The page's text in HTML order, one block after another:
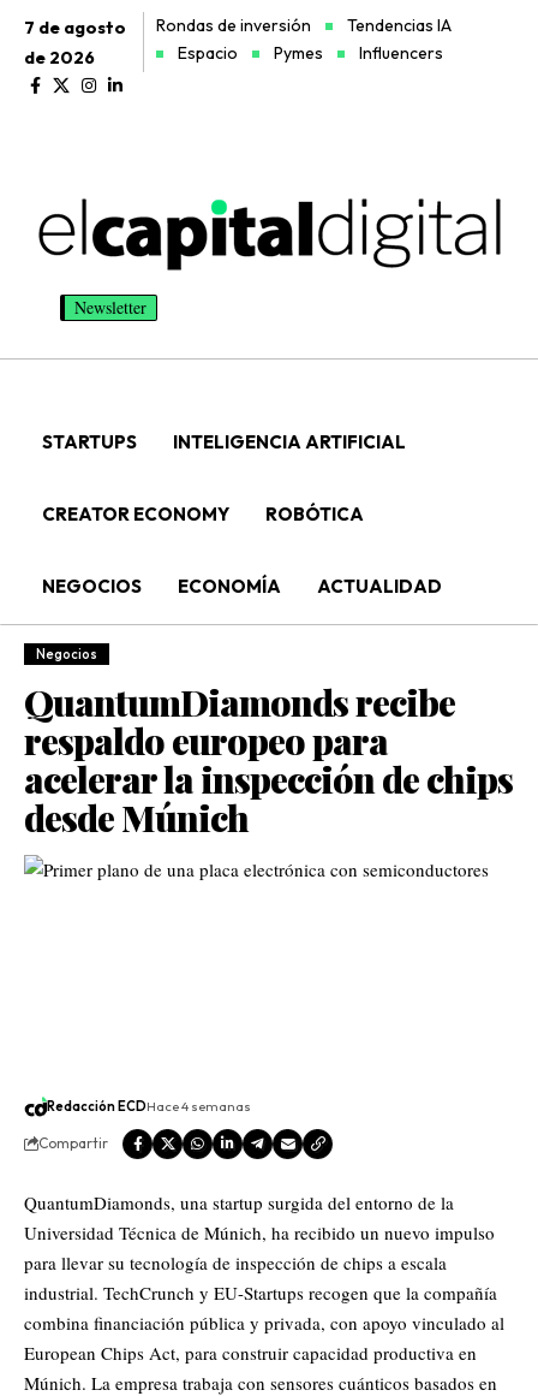
7 de agosto
de 2026
Rondas de inversión
Tendencias IA
Espacio
Pymes Influencers
Newsletter
STARTUPS INTELIGENCIA ARTIFICIAL
CREATOR ECONOMY ROBÓTICA
NEGOCIOS ECONOMÍA ACTUALIDAD
Negocios
QuantumDiamonds recibe
respaldo europeo para
acelerar la inspección de chips
desde Múnich
Redacción ECDHace 4 semanas
Compartir
QuantumDiamonds, una startup surgida del entorno de la
Universidad Técnica de Múnich, ha recibido un nuevo impulso
para llevar su tecnología de inspección de chips a escala
industrial. TechCrunch y EU-Startups recogen que la compañía
combina financiación pública y privada, con apoyo vinculado al
European Chips Act, para construir capacidad productiva en
Múnich. La empresa trabaja con sensores cuánticos basados en